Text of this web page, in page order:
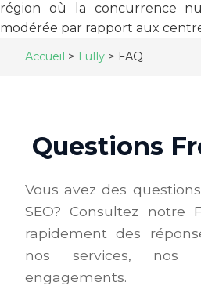
région où la concurrence
modérée par rapport aux
Accueil > Lully > FAQ
Questions
Vous avez des
SEO? Consultez notre
rapidement des
nos services,
engagements.